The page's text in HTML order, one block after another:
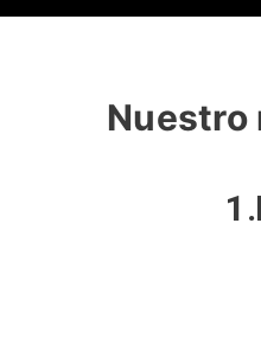
Nuestro
1.